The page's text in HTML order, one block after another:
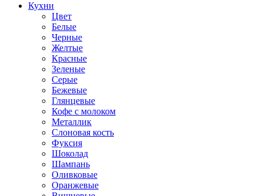
Кухни
Цвет
Белые
Черные
Желтые
Красные
Зеленые
Серые
Бежевые
Глянцевые
Кофе с молоком
Металлик
Слоновая кость
Фуксия
Шоколад
Шампань
Оливковые
Оранжевые